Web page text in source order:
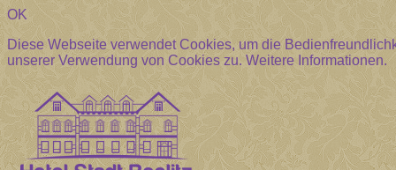
OK
Diese Webseite verwendet Cookies, um die
unserer Verwendung von Cookies zu.Weitere Informationen.